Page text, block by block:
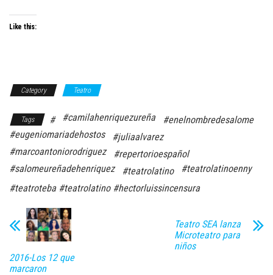
Like this:
Category Teatro
Tags # #camilahenriquezureña
#enelnombredesalome
#eugeniomariadehostos
#juliaalvarez
#marcoantoniorodriguez
#repertorioespañol
#salomeureñadehenriquez
#teatrolatino
#teatrolatinoenny
#teatroteba #teatrolatino #hectorluissincensura
2016-Los 12 que
marcaron
Teatro SEA lanza
Microteatro para
niños